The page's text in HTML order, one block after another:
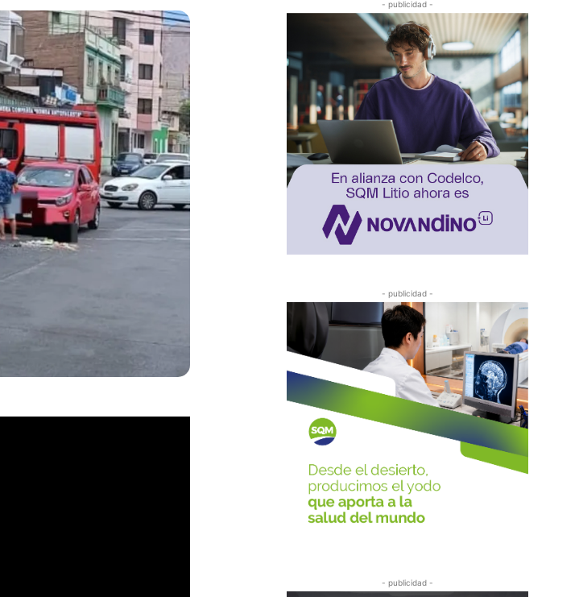
- publicidad -
- publicidad -
- publicidad -